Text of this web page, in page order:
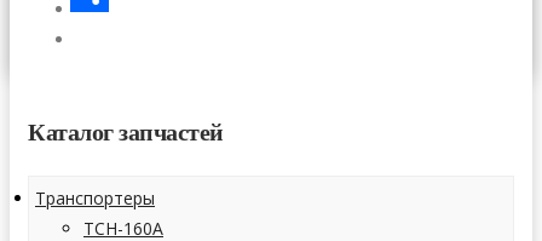
Каталог запчастей
Транспортеры
ТСН-160А